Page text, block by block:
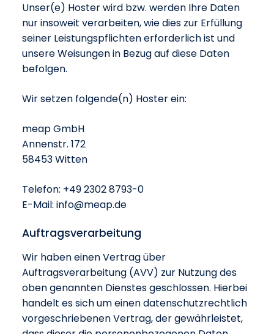
Unser(e) Hoster wird bzw. werden Ihre Daten
nur insoweit verarbeiten, wie dies zur Erfüllung
seiner Leistungspflichten erforderlich ist und
unsere Weisungen in Bezug auf diese Daten
befolgen.
Wir setzen folgende(n) Hoster ein:
meap GmbH
Annenstr. 172
58453 Witten
Telefon: +49 2302 8793-0
E-Mail: info@meap.de
Auftragsverarbeitung
Wir haben einen Vertrag über
Auftragsverarbeitung (AVV) zur Nutzung des
oben genannten Dienstes geschlossen. Hierbei
handelt es sich um einen datenschutzrechtlich
vorgeschriebenen Vertrag, der gewährleistet,